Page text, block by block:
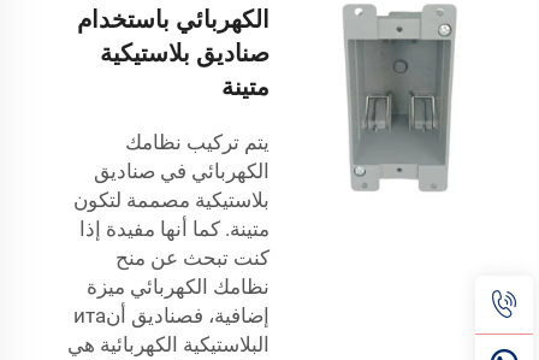
الكهربائي باستخدام
صناديق بلاستيكية
متينة
يتم تركيب نظامك
الكهربائي في صناديق
بلاستيكية مصممة لتكون
متينة. كما أنها مفيدة إذا
كنت تبحث عن منح
نظامك الكهربائي ميزة
إضافية، فصناديق أنита
البلاستيكية الكهربائية هي